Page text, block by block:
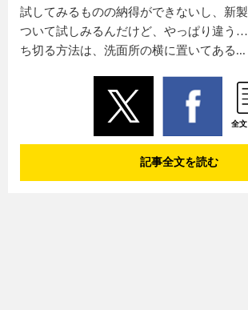
試してみるものの納得ができないし、新
ついて試しみるんだけど、やっぱり違う
ち切る方法は、洗面所の横に置いてある...
全
記事全文を読む